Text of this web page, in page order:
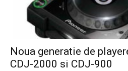
Noua generatie de
CDJ-2000 si CDJ-900